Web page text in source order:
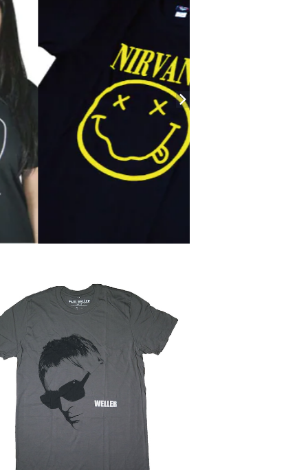
WELLER ポールウェラー グレー TH
ザ・ジャム Tシャツ ロックTシャツ バ
ンドTシャツ roff WELLER-01
¥4,200
SOLD OUT